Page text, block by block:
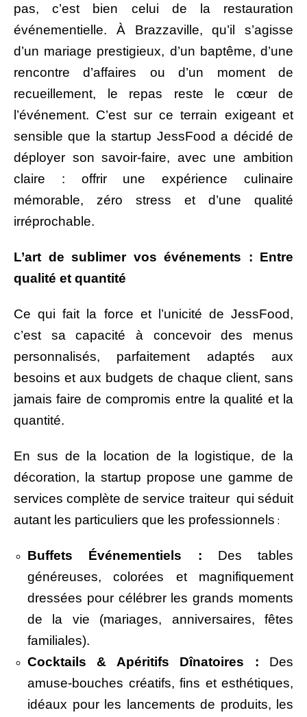
pas, c’est bien celui de la restauration
événementielle. À Brazzaville, qu’il s’agisse
d’un mariage prestigieux, d’un baptême, d’une
rencontre d’affaires ou d’un moment de
recueillement, le repas reste le cœur de
l’événement. C’est sur ce terrain exigeant et
sensible que la startup JessFood a décidé de
déployer son savoir-faire, avec une ambition
claire : offrir une expérience culinaire
mémorable, zéro stress et d’une qualité
irréprochable.
L’art de sublimer vos événements : Entre
qualité et quantité
Ce qui fait la force et l’unicité de JessFood,
c’est sa capacité à concevoir des menus
personnalisés, parfaitement adaptés aux
besoins et aux budgets de chaque client, sans
jamais faire de compromis entre la qualité et la
quantité.
En sus de la location de la logistique, de la
décoration, la startup propose une gamme de
services complète de service traiteur qui séduit
autant les particuliers que les professionnels :
Buffets Événementiels : Des tables
généreuses, colorées et magnifiquement
dressées pour célébrer les grands moments
de la vie (mariages, anniversaires, fêtes
familiales).
Cocktails & Apéritifs Dînatoires : Des
amuse-bouches créatifs, fins et esthétiques,
idéaux pour les lancements de produits, les